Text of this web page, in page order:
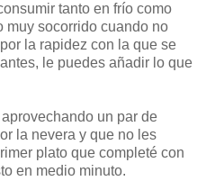
tanto en frío como
muy socorrido cuando no
la rapidez con la que se
le puedes añadir lo que
un par de
la nevera y que no les
plato que completé con
en medio minuto.